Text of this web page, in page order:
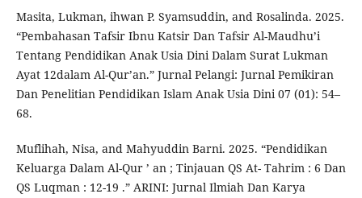
Masita, Lukman, ihwan P. Syamsuddin, and Rosalinda. 2025.
“Pembahasan Tafsir Ibnu Katsir Dan Tafsir Al-Maudhu’i
Tentang Pendidikan Anak Usia Dini Dalam Surat Lukman
Ayat 12dalam Al-Qur’an.” Jurnal Pelangi: Jurnal Pemikiran
Dan Penelitian Pendidikan Islam Anak Usia Dini 07 (01): 54–
68.
Muflihah, Nisa, and Mahyuddin Barni. 2025. “Pendidikan
Keluarga Dalam Al-Qur ’ an ; Tinjauan QS At- Tahrim : 6 Dan
QS Luqman : 12-19 .” ARINI: Jurnal Ilmiah Dan Karya